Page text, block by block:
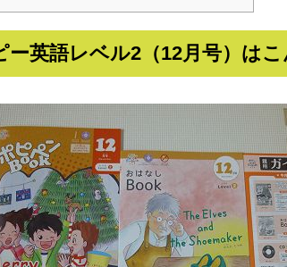
ー英語レベル2（12月号）はこ